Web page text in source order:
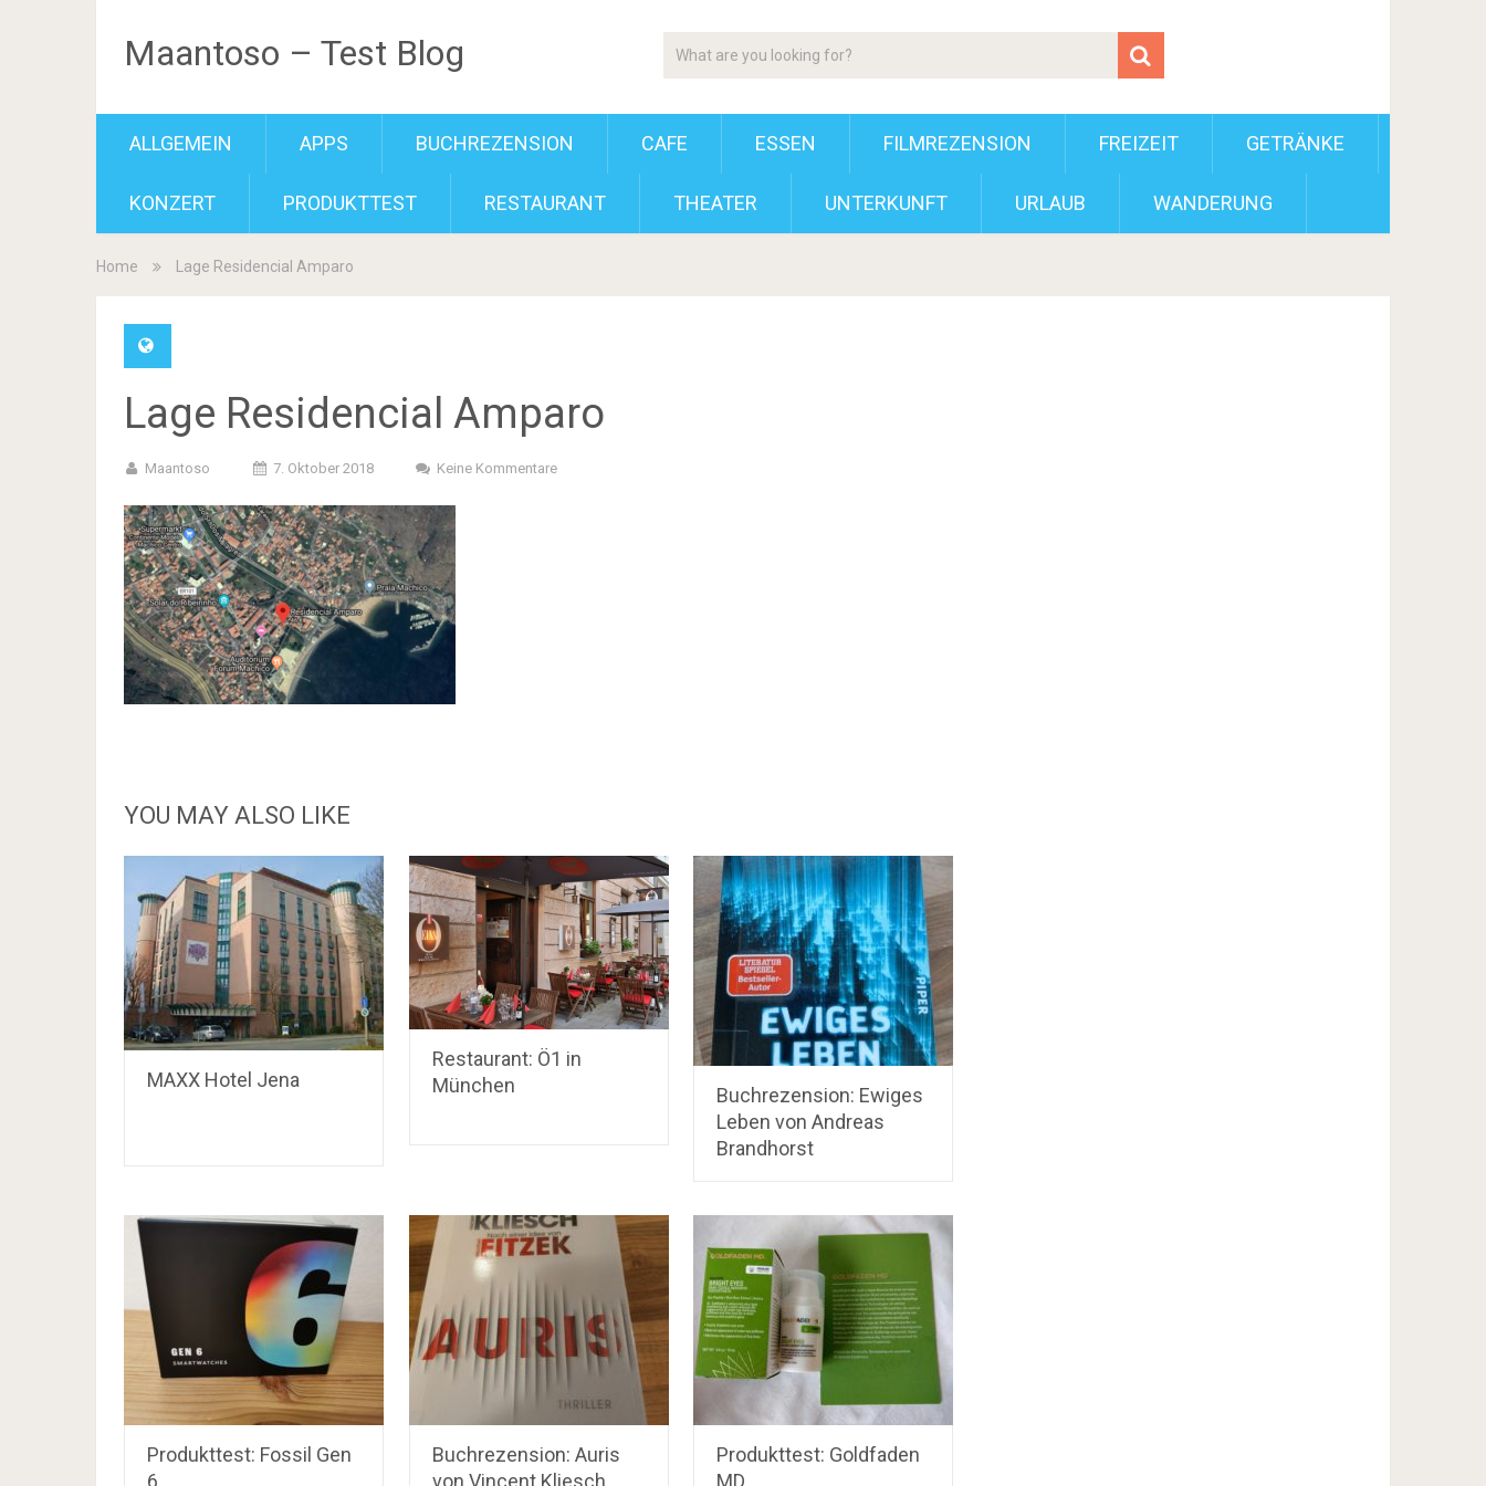
Maantoso – Test Blog
ALLGEMEIN APPS BUCHREZENSION CAFE ESSEN FILMREZENSION FREIZEIT GETRÄNKE
KONZERT PRODUKTTEST RESTAURANT THEATER UNTERKUNFT URLAUB WANDERUNG
Home Lage Residencial Amparo
Lage Residencial Amparo
Maantoso 7. Oktober 2018 Keine Kommentare
YOU MAY ALSO LIKE
MAXX Hotel Jena
Restaurant: Ö1 in
München
Buchrezension: Ewiges
Leben von Andreas
Brandhorst
Produkttest: Fossil Gen
6
Buchrezension: Auris
von Vincent Kliesch
Produkttest: Goldfaden
MD